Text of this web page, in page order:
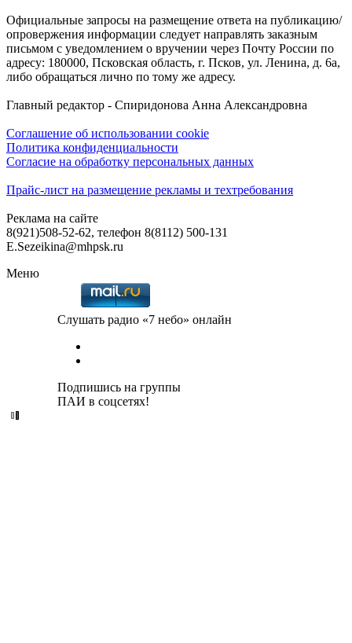
Официальные запросы на размещение ответа на публикацию/
опровержения информации следует направлять заказным
письмом с уведомлением о вручении через Почту России по
адресу: 180000, Псковская область, г. Псков, ул. Ленина, д. 6а,
либо обращаться лично по тому же адресу.
Главный редактор - Спиридонова Анна Александровна
Соглашение об использовании cookie
Политика конфиденциальности
Согласие на обработку персональных данных
Прайс-лист на размещение рекламы и техтребования
Реклама на сайте
8(921)508-52-62, телефон 8(8112) 500-131
E.Sezeikina@mhpsk.ru
Меню
Слушать радио «7 небо» онлайн
Подпишись на группы
ПАИ в соцсетях!